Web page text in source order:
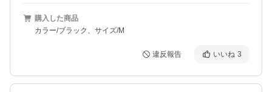
購入した商品
カラー/ブラック、サイズ/M
違反報告 いいね 3